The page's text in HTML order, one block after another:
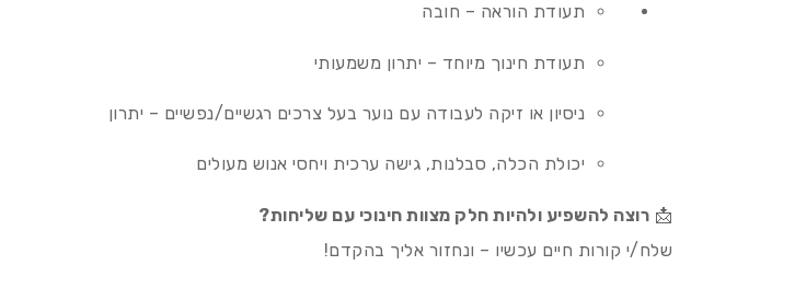
תעודת הוראה – חובה
תעודת חינוך מיוחד – יתרון משמעותי
ניסיון או זיקה לעבודה עם נוער בעל צרכים רגשיים/נפשיים – יתרון
יכולת הכלה, סבלנות, גישה ערכית ויחסי אנוש מעולים
📩 רוצה להשפיע ולהיות חלק מצוות חינוכי עם שליחות?
שלח/י קורות חיים עכשיו – ונחזור אליך בהקדם!